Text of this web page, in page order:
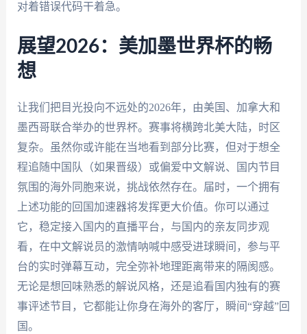
对着错误代码干着急。
展望2026：美加墨世界杯的畅
想
让我们把目光投向不远处的2026年，由美国、加拿大和
墨西哥联合举办的世界杯。赛事将横跨北美大陆，时区
复杂。虽然你或许能在当地看到部分比赛，但对于想全
程追随中国队（如果晋级）或偏爱中文解说、国内节目
氛围的海外同胞来说，挑战依然存在。届时，一个拥有
上述功能的回国加速器将发挥更大价值。你可以通过
它，稳定接入国内的直播平台，与国内的亲友同步观
看，在中文解说员的激情呐喊中感受进球瞬间，参与平
台的实时弹幕互动，完全弥补地理距离带来的隔阂感。
无论是想回味熟悉的解说风格，还是追看国内独有的赛
事评述节目，它都能让你身在海外的客厅，瞬间“穿越”回
国。